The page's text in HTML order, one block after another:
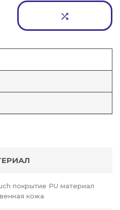
покрытие PU материал
кожа